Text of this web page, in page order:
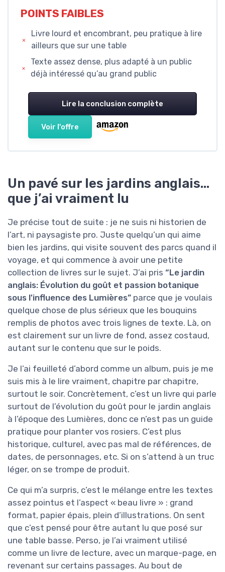
POINTS FAIBLES
Livre lourd et encombrant, peu pratique à lire
ailleurs que sur une table
Texte assez dense, plus adapté à un public
déjà intéressé qu’au grand public
Lire la conclusion complète
Voir l'offre
Un pavé sur les jardins anglais…
que j’ai vraiment lu
Je précise tout de suite : je ne suis ni historien de
l’art, ni paysagiste pro. Juste quelqu’un qui aime
bien les jardins, qui visite souvent des parcs quand il
voyage, et qui commence à avoir une petite
collection de livres sur le sujet. J’ai pris “Le jardin
anglais: Évolution du goût et passion botanique
sous l'influence des Lumières” parce que je voulais
quelque chose de plus sérieux que les bouquins
remplis de photos avec trois lignes de texte. Là, on
est clairement sur un livre de fond, assez costaud,
autant sur le contenu que sur le poids.
Je l’ai feuilleté d’abord comme un album, puis je me
suis mis à le lire vraiment, chapitre par chapitre,
surtout le soir. Concrètement, c’est un livre qui parle
surtout de l’évolution du goût pour le jardin anglais
à l’époque des Lumières, donc ce n’est pas un guide
pratique pour planter vos rosiers. C’est plus
historique, culturel, avec pas mal de références, de
dates, de personnages, etc. Si on s’attend à un truc
léger, on se trompe de produit.
Ce qui m’a surpris, c’est le mélange entre les textes
assez pointus et l’aspect « beau livre » : grand
format, papier épais, plein d’illustrations. On sent
que c’est pensé pour être autant lu que posé sur
une table basse. Perso, je l’ai vraiment utilisé
comme un livre de lecture, avec un marque-page, en
revenant sur certains passages. Au bout de